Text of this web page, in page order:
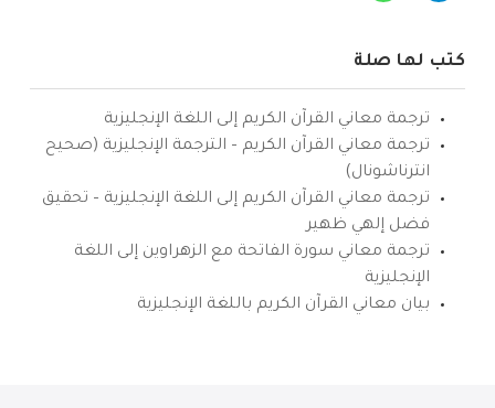
كتب لها صلة
ترجمة معاني القرآن الكريم إلى اللغة الإنجليزية
ترجمة معاني القرآن الكريم – الترجمة الإنجليزية (صحيح
انترناشونال)
ترجمة معاني القرآن الكريم إلى اللغة الإنجليزية – تحقيق
فضل إلهي ظهير
ترجمة معاني سورة الفاتحة مع الزهراوين إلى اللغة
الإنجليزية
بيان معاني القرآن الكريم باللغة الإنجليزية